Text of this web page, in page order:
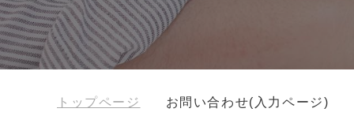
トップページ お問い合わせ(入力ページ)